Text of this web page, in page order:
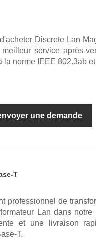
Discrete Lan
service après-
la norme IEEE 802.3ab
une demande
T
professionnel de
Lan dans
et une livraison
T.